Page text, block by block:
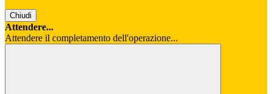
Chiudi
Attendere...
Attendere il completamento dell'operazione...